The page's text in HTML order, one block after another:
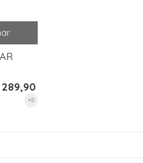
289,90
+5